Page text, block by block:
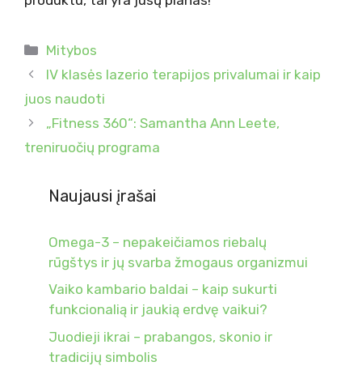
Kategorijos
Mitybos
IV klasės lazerio terapijos privalumai ir kaip
juos naudoti
„Fitness 360“: Samantha Ann Leete,
treniruočių programa
Naujausi įrašai
Omega-3 – nepakeičiamos riebalų
rūgštys ir jų svarba žmogaus organizmui
Vaiko kambario baldai – kaip sukurti
funkcionalią ir jaukią erdvę vaikui?
Juodieji ikrai – prabangos, skonio ir
tradicijų simbolis